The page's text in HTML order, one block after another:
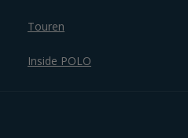
Touren
Inside POLO